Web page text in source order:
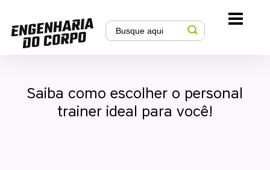
Saiba como escolher o personal
trainer ideal para você!